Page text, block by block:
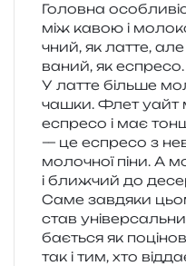
Головна
між кавою і
чний, як латте,
ва­ний, як еспресо.
У латте біль­ше
чашки. Флет уайт
еспре­со і має
— це еспре­со з
моло­чної піни. А
і ближ­чий до
Саме зав­дя­ки
став
ба­є­ться як
так і тим, хто